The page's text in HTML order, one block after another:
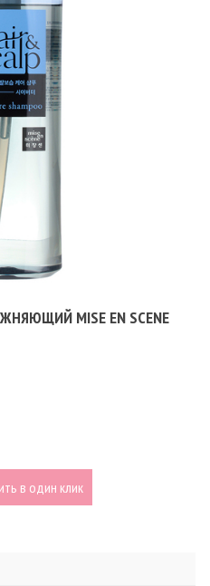
MISE EN SCENE
в один клик